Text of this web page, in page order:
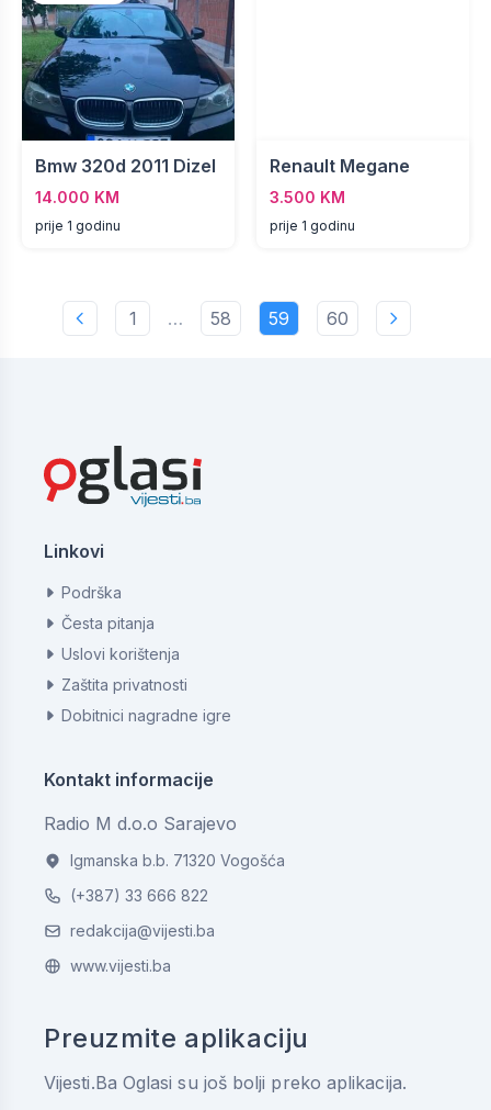
Bmw 320d 2011 Dizel
14.000 KM
prije 1 godinu
Renault Megane
3.500 KM
prije 1 godinu
1 … 58 59 60
Linkovi
Podrška
Česta pitanja
Uslovi korištenja
Zaštita privatnosti
Dobitnici nagradne igre
Kontakt informacije
Radio M d.o.o Sarajevo
Igmanska b.b. 71320 Vogošća
(+387) 33 666 822
redakcija@vijesti.ba
www.vijesti.ba
Preuzmite aplikaciju
Vijesti.Ba Oglasi su još bolji preko aplikacija.